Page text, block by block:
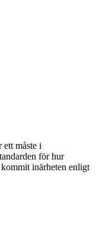
måste i
för hur
inärheten enligt